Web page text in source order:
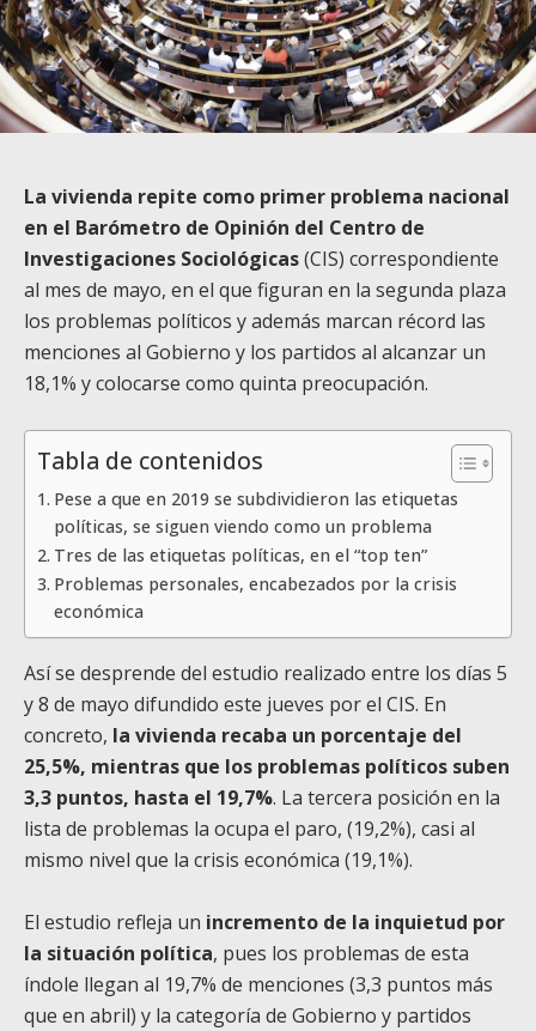
La vivienda repite como primer problema nacional
en el Barómetro de Opinión del Centro de
Investigaciones Sociológicas(CIS) correspondiente
al mes de mayo, en el que figuran en la segunda plaza
los problemas políticos y además marcan récord las
menciones al Gobierno y los partidos al alcanzar un
18,1% y colocarse como quinta preocupación.
Tabla de contenidos
Pese a que en 2019 se subdividieron las etiquetas
políticas, se siguen viendo como un problema
Tres de las etiquetas políticas, en el “top ten”
Problemas personales, encabezados por la crisis
económica
Así se desprende del estudio realizado entre los días 5
y 8 de mayo difundido este jueves por el CIS. En
concreto, la vivienda recaba un porcentaje del
25,5%, mientras que los problemas políticos suben
3,3 puntos, hasta el 19,7%. La tercera posición en la
lista de problemas la ocupa el paro, (19,2%), casi al
mismo nivel que la crisis económica (19,1%).
El estudio refleja un incremento de la inquietud por
la situación política, pues los problemas de esta
índole llegan al 19,7% de menciones (3,3 puntos más
que en abril) y la categoría de Gobierno y partidos